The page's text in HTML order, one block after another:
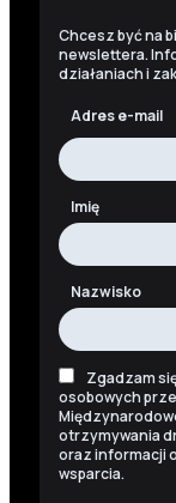
Chcesz być na
newslettera.
działaniach i
Adres e-mail
Imię
Nazwisko
Zgadzam
osobowych
otrzymywania
oraz informacji
wsparcia.